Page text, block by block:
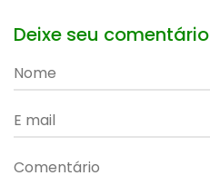
Deixe seu comentário